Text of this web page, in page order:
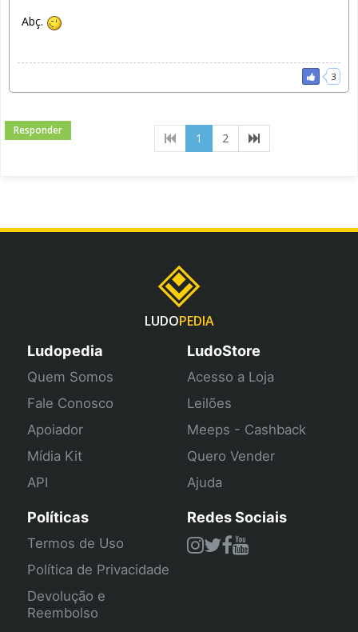
Abç.
3
Responder
1 (current)
2
LUDOPEDIA
Ludopedia
Quem Somos
Fale Conosco
Apoiador
Mídia Kit
API
LudoStore
Acesso a Loja
Leilões
Meeps - Cashback
Quero Vender
Ajuda
Políticas
Termos de Uso
Política de Privacidade
Devolução e
Reembolso
Redes Sociais